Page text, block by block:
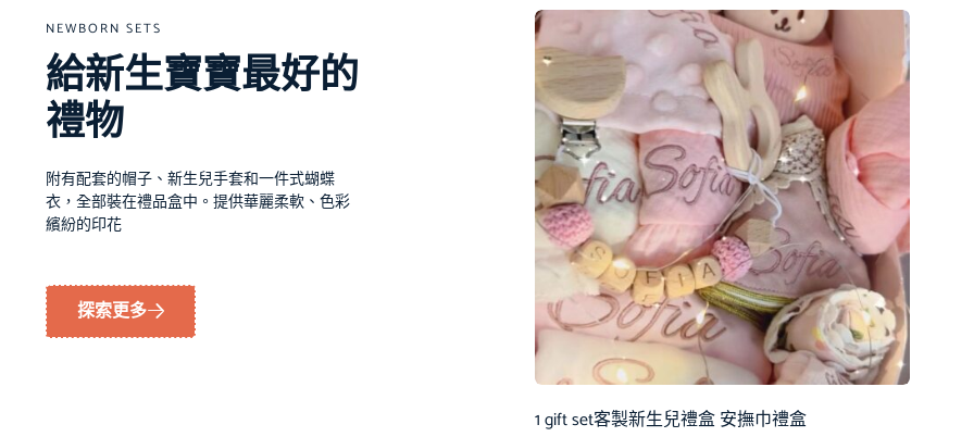
NEWBORN SETS
給新生寶寶最好的
禮物
附有配套的帽子、新生兒手套和一件式蝴蝶
衣，全部裝在禮品盒中。提供華麗柔軟、色彩
繽紛的印花
探索更多
1 gift set客製新生兒禮盒 安撫巾禮盒